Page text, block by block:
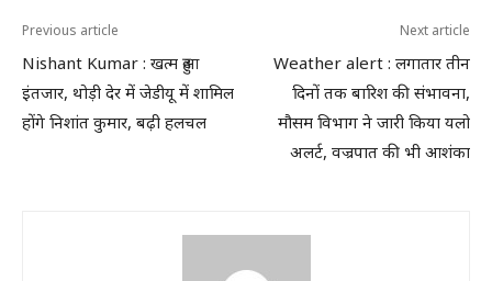
Previous article
Nishant Kumar : खत्म हुआ
इंतजार, थोड़ी देर में जेडीयू में शामिल
होंगे निशांत कुमार, बढ़ी हलचल
Next article
Weather alert : लगातार तीन
दिनों तक बारिश की संभावना,
मौसम विभाग ने जारी किया यलो
अलर्ट, वज्रपात की भी आशंका